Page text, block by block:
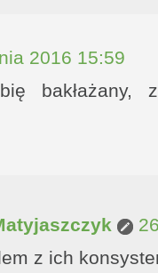
2016 15:59
bakłażany,
z ich